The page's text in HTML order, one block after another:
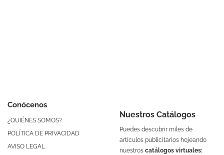
Conócenos
¿QUIÉNES SOMOS?
POLÍTICA DE PRIVACIDAD
AVISO LEGAL
Nuestros Catálogos
Puedes descubrir miles de
artículos publicitarios hojeando
nuestros catálogos virtuales: